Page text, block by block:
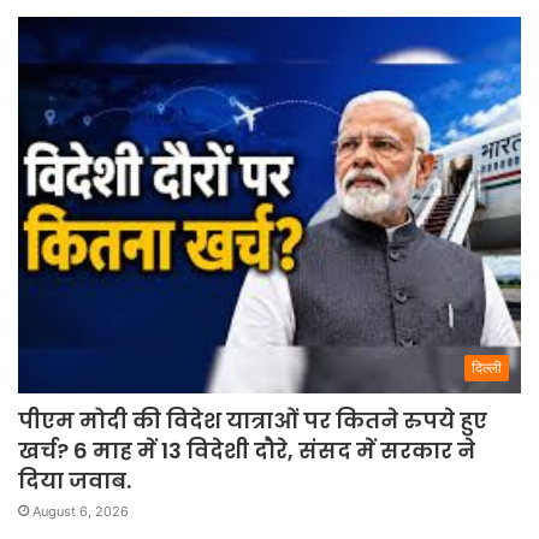
दिल्ली
पीएम मोदी की विदेश यात्राओं पर कितने रुपये हुए
खर्च? 6 माह में 13 विदेशी दौरे, संसद में सरकार ने
दिया जवाब.
August 6, 2026